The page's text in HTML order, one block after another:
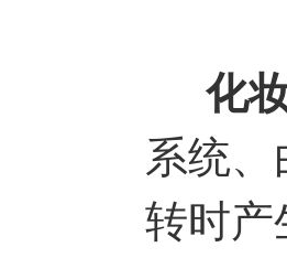
化
系统
转时产